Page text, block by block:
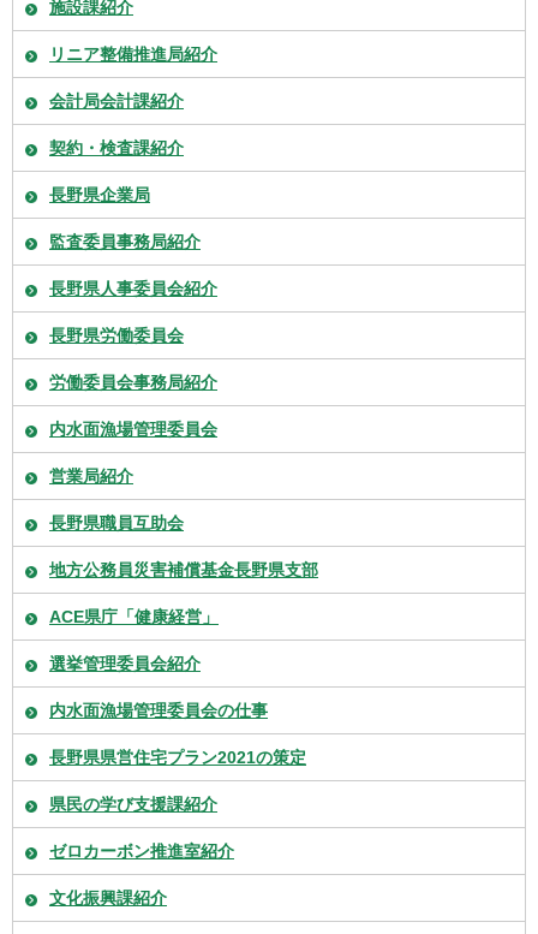
施設課紹介
リニア整備推進局紹介
会計局会計課紹介
契約・検査課紹介
長野県企業局
監査委員事務局紹介
長野県人事委員会紹介
長野県労働委員会
労働委員会事務局紹介
内水面漁場管理委員会
営業局紹介
長野県職員互助会
地方公務員災害補償基金長野県支部
ACE県庁「健康経営」
選挙管理委員会紹介
内水面漁場管理委員会の仕事
長野県県営住宅プラン2021の策定
県民の学び支援課紹介
ゼロカーボン推進室紹介
文化振興課紹介